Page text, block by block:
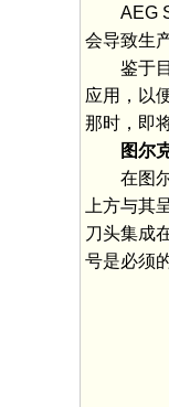
AEG
会导致生
鉴于
应用，以
那时，即
图尔
在图
上方与其
刀头集成
号是必须